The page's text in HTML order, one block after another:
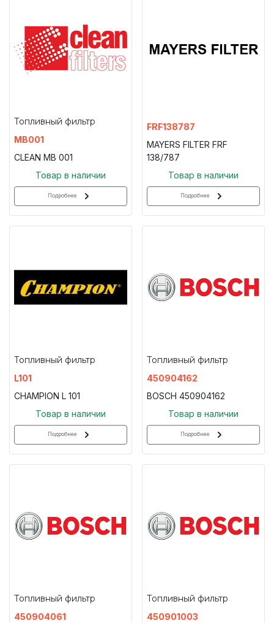
Топливный фильтр
MB001
CLEAN MB 001
Товар в наличии
Подробнее
FRF138787
MAYERS FILTER FRF
138/787
Товар в наличии
Подробнее
Топливный фильтр
L101
CHAMPION L 101
Товар в наличии
Подробнее
Топливный фильтр
450904162
BOSCH 450904162
Товар в наличии
Подробнее
Топливный фильтр
450904061
Топливный фильтр
450901003